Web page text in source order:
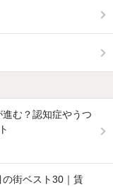
む？認知症やうつ
の街ベスト30｜賃